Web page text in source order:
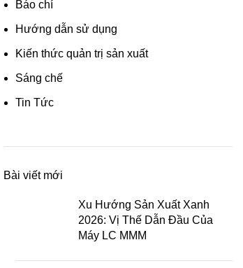
Báo chí
Hướng dẫn sử dụng
Kiến thức quản trị sản xuất
Sáng chế
Tin Tức
Bài viết mới
Xu Hướng Sản Xuất Xanh
2026: Vị Thế Dẫn Đầu Của
Máy LC MMM